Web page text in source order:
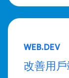
WEB.DEV
改善用